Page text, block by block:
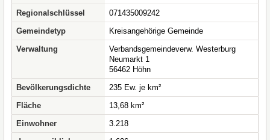
Regionalschlüssel
071435009242
Gemeindetyp
Kreisangehörige Gemeinde
Verwaltung
Verbandsgemeindeverw. Westerburg
Neumarkt 1
56462 Höhn
Bevölkerungsdichte
235 Ew. je km²
Fläche
13,68 km²
Einwohner
3.218